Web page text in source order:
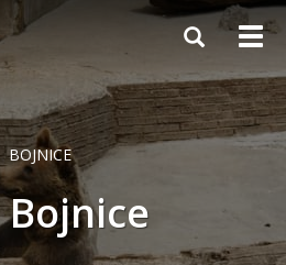
Toggle
BOJNICE
Bojnice